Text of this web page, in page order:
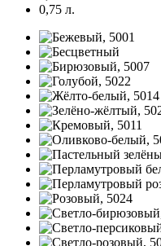
0,75 л.